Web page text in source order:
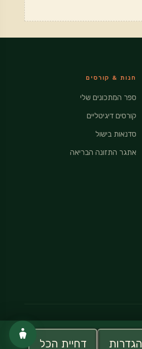
חנות & קורסים
ספר המתכונים שלי
קורסים דיגיטליים
סדנאות בישול
אתגר התזונה הבריאה
מדיניות פרטיות
הגדרות דחיית הכל